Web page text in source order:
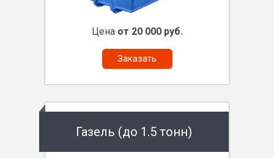
Цена от 20 000 руб.
Заказать
Газель (до 1.5 тонн)